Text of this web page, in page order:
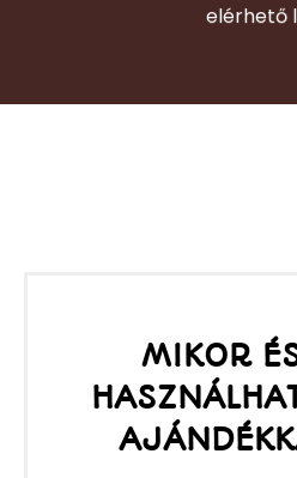
elérhető
MIKOR